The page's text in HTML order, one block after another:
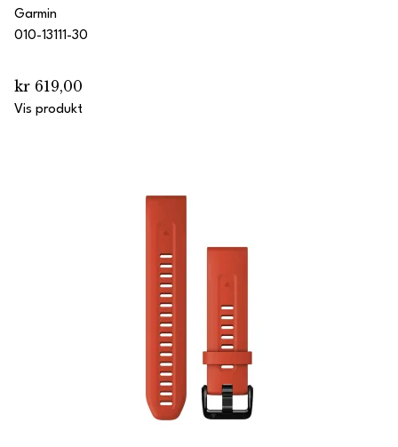
Garmin
010-13111-30
kr 619,00
Vis produkt